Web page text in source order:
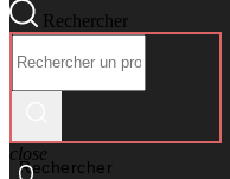
Rechercher
Rechercher
close